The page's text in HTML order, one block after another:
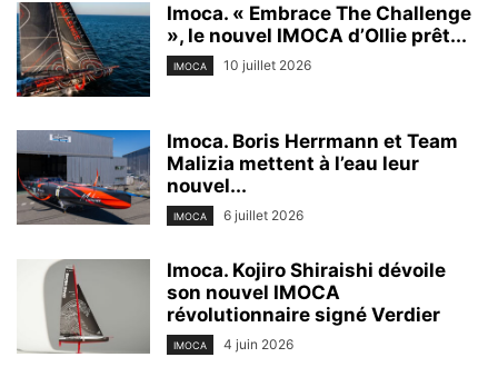
Imoca. « Embrace The Challenge
», le nouvel IMOCA d’Ollie prêt...
IMOCA 10 juillet 2026
Imoca. Boris Herrmann et Team
Malizia mettent à l’eau leur
nouvel...
IMOCA 6 juillet 2026
Imoca. Kojiro Shiraishi dévoile
son nouvel IMOCA
révolutionnaire signé Verdier
IMOCA 4 juin 2026